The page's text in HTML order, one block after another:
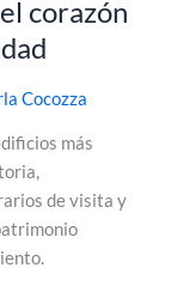
corazón
Cocozza
más
de visita y